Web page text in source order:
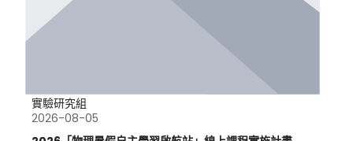
實驗研究組
2026-08-05